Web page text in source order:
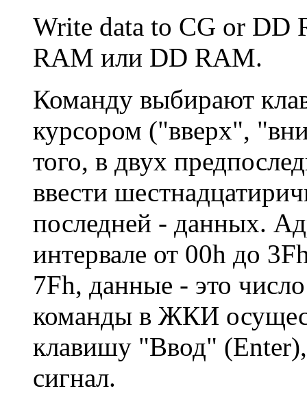
Write data to CG or DD
RAM или DD RAM.
Команду выбирают
курсором ("вверх",
того, в двух
ввести
последней - данных.
интервале от 00h до
7Fh, данные - это
команды в ЖКИ
клавишу "Ввод" (Enter),
сигнал.